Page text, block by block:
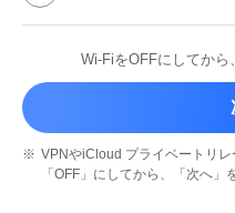
Wi-FiをOFFにしてから、
※ VPNやiCloud プライベートリレ
「OFF」にしてから、
「次へ」